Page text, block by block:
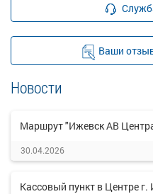
Ваши
Новости
Маршрут "Ижевск АВ
30.04.2026
Кассовый пункт в Центре